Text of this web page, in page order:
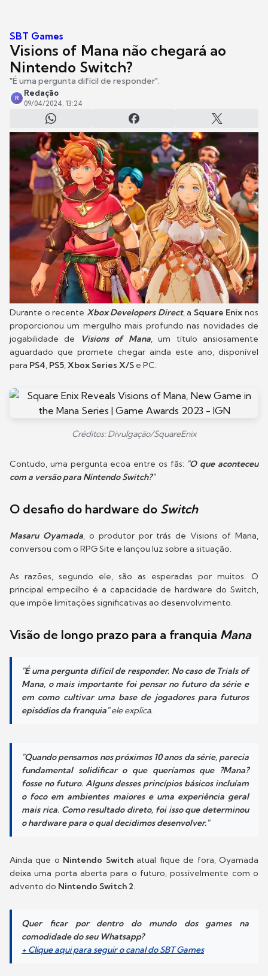
SBT Games
Visions of Mana não chegará ao
Nintendo Switch?
"É uma pergunta difícil de responder".
R
Redação
09/04/2024, 13:24
Durante o recente Xbox Developers Direct, a Square Enixnos
proporcionou um mergulho mais profundo nas novidades de
jogabilidade de
Visions of Mana, um título ansiosamente
aguardado que promete chegar ainda este ano, disponível
para PS4, PS5,Xbox Series X/S e PC.
Créditos: Divulgação/SquareEnix
Contudo, uma pergunta ecoa entre os fãs: "O que aconteceu
com a versão para Nintendo Switch?"
O desafio do hardware do Switch
Masaru Oyamada, o produtor por trás de Visions of Mana,
conversou com o RPG Site e lançou luz sobre a situação.
As razões, segundo ele, são as esperadas por muitos. O
principal empecilho é a capacidade de hardware do Switch,
que impõe limitações significativas ao desenvolvimento.
Visão de longo prazo para a franquia Mana
"É uma pergunta difícil de responder. No caso de Trials of
Mana, o mais importante foi pensar no futuro da série e
em como cultivar uma base de jogadores para futuros
episódios da franquia"ele explica.
"Quando pensamos nos próximos 10 anos da série, parecia
fundamental solidificar o que queríamos que ?Mana?
fosse no futuro. Alguns desses princípios básicos incluíam
o foco em ambientes maiores e uma experiência geral
mais rica. Como resultado direto, foi isso que determinou
o hardware para o qual decidimos desenvolver."
Ainda que o Nintendo Switchatual fique de fora, Oyamada
deixa uma porta aberta para o futuro, possivelmente com o
advento do Nintendo Switch 2.
Quer ficar por dentro do mundo dos games na
comodidade do seu Whatsapp?
+ Clique aqui para seguir o canal do SBT Games